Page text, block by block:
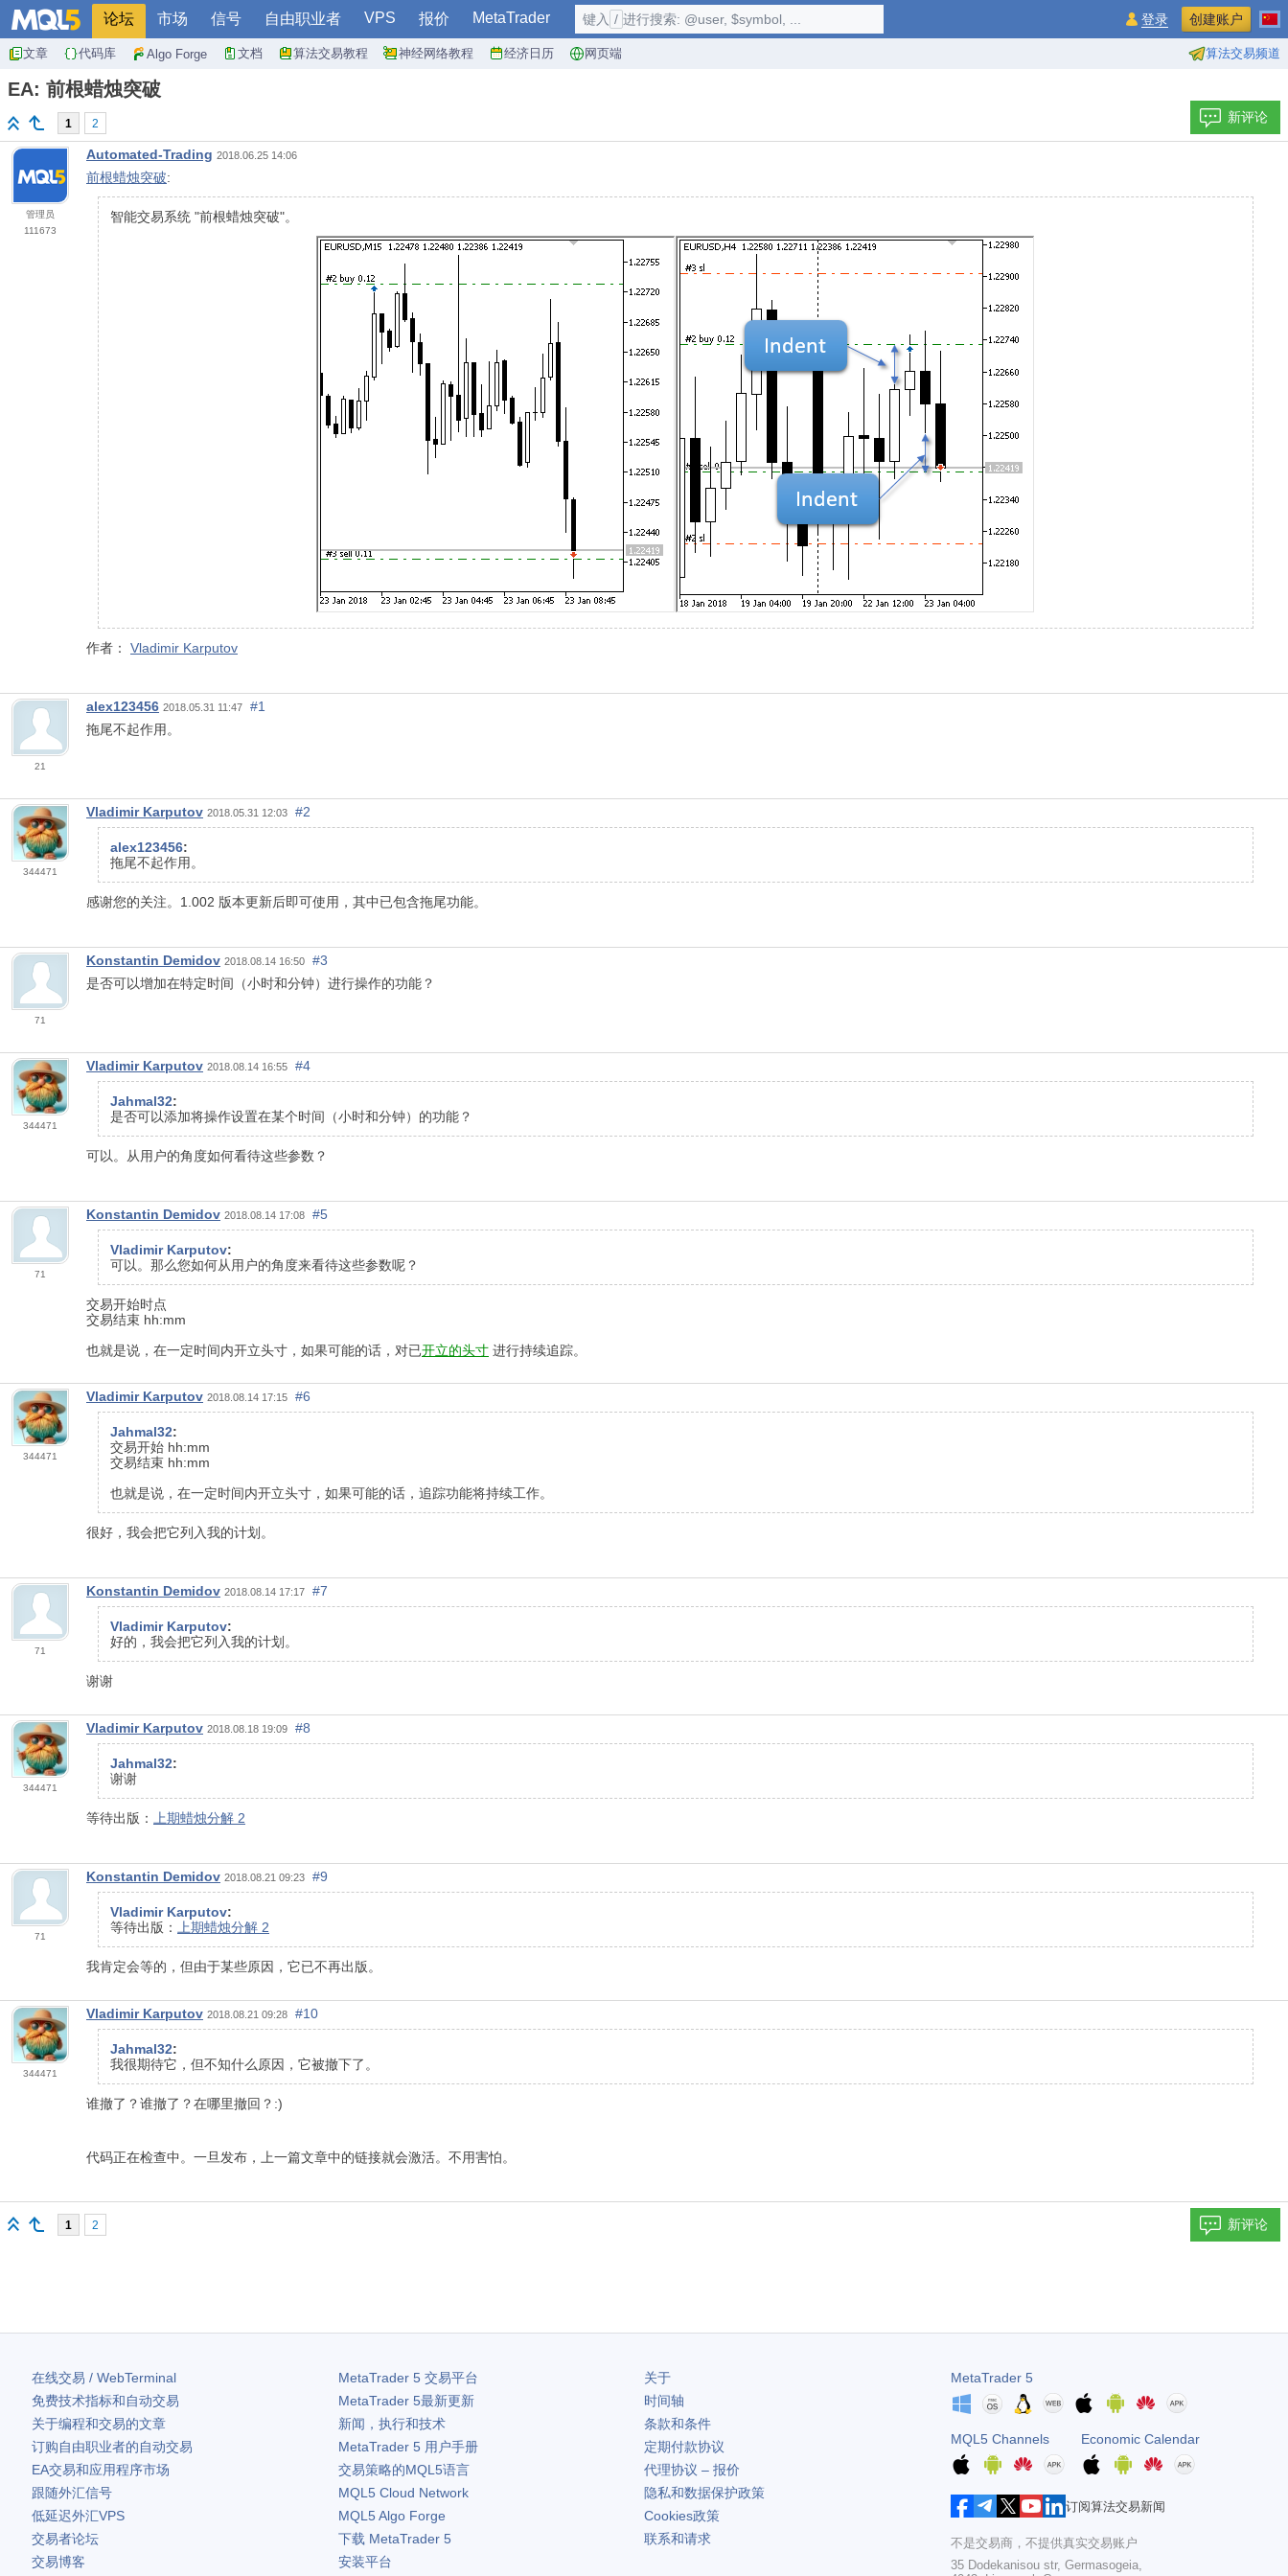
论坛 市场 信号 自由职业者 VPS 报价 MetaTrader
文章 代码库 Algo Forge 文档 算法交易教程 神经网络教程 经济日历 网页端 算法交易频道
键入 / 进行搜索: @user, $symbol, ... 登录 创建账户
EA: 前根蜡烛突破
1 2 新评论
管理员
111673
Automated-Trading 2018.06.25 14:06
前根蜡烛突破:
智能交易系统 "前根蜡烛突破"。
作者： Vladimir Karputov
21
alex123456 2018.05.31 11:47
#1
拖尾不起作用。
344471
Vladimir Karputov 2018.05.31 12:03 #2
alex123456:
拖尾不起作用。
感谢您的关注。1.002 版本更新后即可使用，其中已包含拖尾功能。
71
Konstantin Demidov 2018.08.14 16:50
#3
是否可以增加在特定时间（小时和分钟）进行操作的功能？
344471
Vladimir Karputov 2018.08.14 16:55 #4
Jahmal32:
是否可以添加将操作设置在某个时间（小时和分钟）的功能？
可以。从用户的角度如何看待这些参数？
71
Konstantin Demidov 2018.08.14 17:08 #5
Vladimir Karputov:
可以。那么您如何从用户的角度来看待这些参数呢？
交易开始时点
交易结束 hh:mm
也就是说，在一定时间内开立头寸，如果可能的话，对已开立的头寸 进行持续追踪。
344471
Vladimir Karputov 2018.08.14 17:15 #6
Jahmal32:
交易开始 hh:mm
交易结束 hh:mm
也就是说，在一定时间内开立头寸，如果可能的话，追踪功能将持续工作。
很好，我会把它列入我的计划。
71
Konstantin Demidov 2018.08.14 17:17 #7
Vladimir Karputov:
好的，我会把它列入我的计划。
谢谢
344471
Vladimir Karputov 2018.08.18 19:09 #8
Jahmal32:
谢谢
等待出版： 上期蜡烛分解 2
71
Konstantin Demidov 2018.08.21 09:23 #9
Vladimir Karputov:
等待出版：
上期蜡烛分解 2
我肯定会等的，但由于某些原因，它已不再出版。
344471
Vladimir Karputov 2018.08.21 09:28 #10
Jahmal32:
我很期待它，但不知什么原因，它被撤下了。
谁撤了？谁撤了？在哪里撤回？:)
代码正在检查中。一旦发布，上一篇文章中的链接就会激活。不用害怕。
1 2 新评论
在线交易 / WebTerminal
免费技术指标和自动交易
关于编程和交易的文章
订购自由职业者的自动交易
EA交易和应用程序市场
跟随外汇信号
低延迟外汇VPS
交易者论坛
交易博客
MetaTrader 5交易平台
MetaTrader 5最新更新
新闻，执行和技术
MetaTrader 5用户手册
交易策略的MQL5语言
MQL5 Cloud Network
MQL5 Algo Forge
下载 MetaTrader 5
安装平台
关于
时间轴
条款和条件
定期付款协议
代理协议 – 报价
隐私和数据保护政策
Cookies政策
联系和请求
MetaTrader 5
MQL5 Channels Economic Calendar
订阅算法交易新闻
不是交易商，不提供真实交易账户
35 Dodekanisou str, Germasogeia,